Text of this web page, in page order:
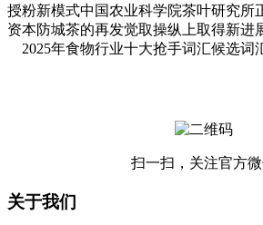
授粉新模式中国农业科学院茶叶研究所
资本防城茶的再发觉取操纵上取得新
2025年食物行业十大抢手词汇候选词
扫一扫，关注官方
关于我们